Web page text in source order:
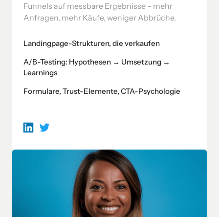
Funnels auf messbare Ergebnisse – mehr
Anfragen, mehr Käufe, weniger Abbrüche.
Landingpage-Strukturen, die verkaufen
A/B-Testing: Hypothesen → Umsetzung →
Learnings
Formulare, Trust-Elemente, CTA-Psychologie